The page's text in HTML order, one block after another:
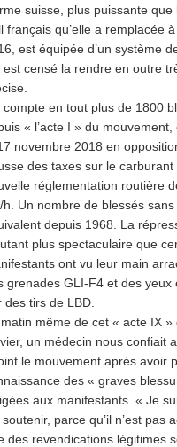
suisse, plus puissante que
français qu’elle a remplacée
est équipée d’un système
est censé la rendre en outre
compte en tout plus de 1800
« l’acte I » du mouvement,
novembre 2018 en
des taxes sur le carburant
réglementation routière
h. Un nombre de blessés sans
depuis 1968. La
plus spectaculaire que
ont vu leur main
grenades GLI-F4 et des yeux
des tirs de LBD.
même de cet « acte IX »
un médecin nous confiait
le mouvement après avoir
des « graves
aux manifestants. « Je
soutenir, parce qu’il n’est pas
des revendications légitimes